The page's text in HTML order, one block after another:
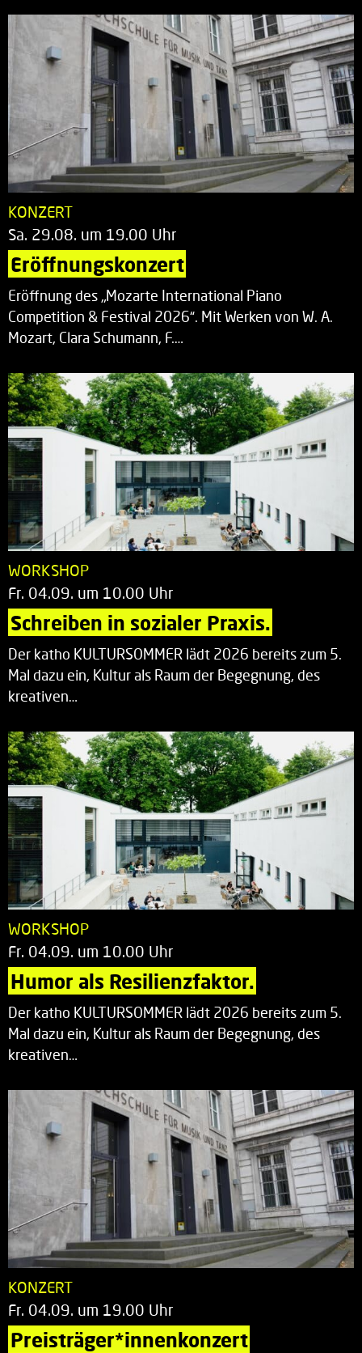
KONZERT
Sa. 29.08. um 19.00 Uhr
Eröffnungskonzert
Eröffnung des „Mozarte International Piano
Competition & Festival 2026“. Mit Werken von W. A.
Mozart, Clara Schumann, F.…
WORKSHOP
Fr. 04.09. um 10.00 Uhr
Schreiben in sozialer Praxis.
Der katho KULTURSOMMER lädt 2026 bereits zum 5.
Mal dazu ein, Kultur als Raum der Begegnung, des
kreativen…
WORKSHOP
Fr. 04.09. um 10.00 Uhr
Humor als Resilienzfaktor.
Der katho KULTURSOMMER lädt 2026 bereits zum 5.
Mal dazu ein, Kultur als Raum der Begegnung, des
kreativen…
KONZERT
Fr. 04.09. um 19.00 Uhr
Preisträger*innenkonzert